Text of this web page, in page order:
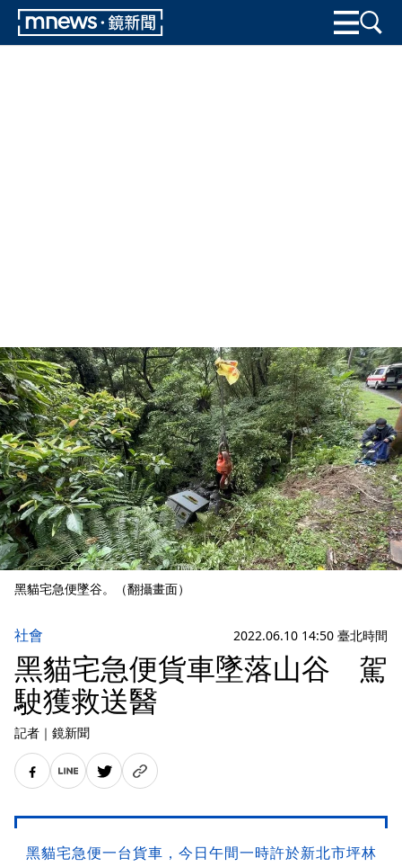
黑貓宅急便墜谷。（翻攝畫面）
社會 2022.06.10 14:50 臺北時間
黑貓宅急便貨車墜落山谷 駕
駛獲救送醫
記者 ｜ 鏡新聞
黑貓宅急便一台貨車，今日午間一時許於新北市坪林